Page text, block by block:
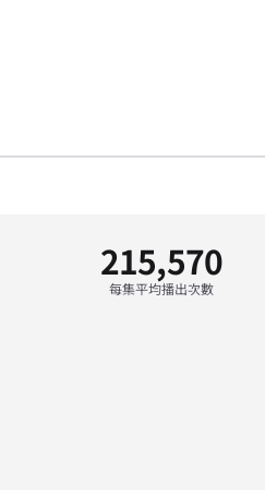
每集平均播出次數
215,570